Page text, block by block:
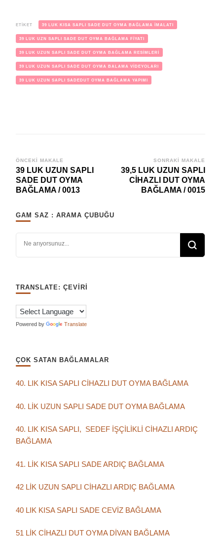
ETIKET 39 LUK KISA SAPLI SADE DUT OYMA BAĞLAMA İMALATI
39 LUK UZN SAPLI SADE DUT OYMA BAĞLAMA FİYATI
39 LUK UZUN SAPLI SADE DUT OYMA BAĞLAMA RESİMLERİ
39 LUK UZUN SAPLI SADE DUT OYMA BALAMA VİDEYOLARI
39 LUK UZUN SAPLI SADEDUT OYMA BAĞLAMA YAPIMI
Yazı
dolaşımı
ÖNCEKI MAKALE
39 LUK UZUN SAPLI
SADE DUT OYMA
BAĞLAMA / 0013
SONRAKI MAKALE
39,5 LUK UZUN SAPLI
CİHAZLI DUT OYMA
BAĞLAMA / 0015
GAM SAZ : ARAMA ÇUBUĞU
TRANSLATE: ÇEVIRI
Powered by Translate
ÇOK SATAN BAĞLAMALAR
40. LIK KISA SAPLI CİHAZLI DUT OYMA BAĞLAMA
40. LİK UZUN SAPLI SADE DUT OYMA BAĞLAMA
40. LIK KISA SAPLI, SEDEF İŞÇİLİKLİ CİHAZLI ARDIÇ
BAĞLAMA
41. LİK KISA SAPLI SADE ARDIÇ BAĞLAMA
42 LİK UZUN SAPLI CİHAZLI ARDIÇ BAĞLAMA
40 LIK KISA SAPLI SADE CEVİZ BAĞLAMA
51 LİK CİHAZLI DUT OYMA DİVAN BAĞLAMA